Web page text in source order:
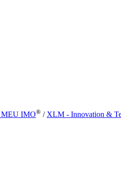
IMO® /XLM - Innovation &